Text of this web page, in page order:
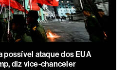
possível ataque dos EUA
diz vice-chanceler